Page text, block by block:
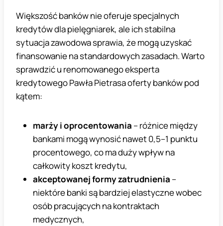
Większość banków nie oferuje specjalnych
kredytów dla pielęgniarek, ale ich stabilna
sytuacja zawodowa sprawia, że mogą uzyskać
finansowanie na standardowych zasadach. Warto
sprawdzić u renomowanego eksperta
kredytowego Pawła Pietrasa oferty banków pod
kątem:
marży i oprocentowania – różnice między
bankami mogą wynosić nawet 0,5–1 punktu
procentowego, co ma duży wpływ na
całkowity koszt kredytu,
akceptowanej formy zatrudnienia –
niektóre banki są bardziej elastyczne wobec
osób pracujących na kontraktach
medycznych,